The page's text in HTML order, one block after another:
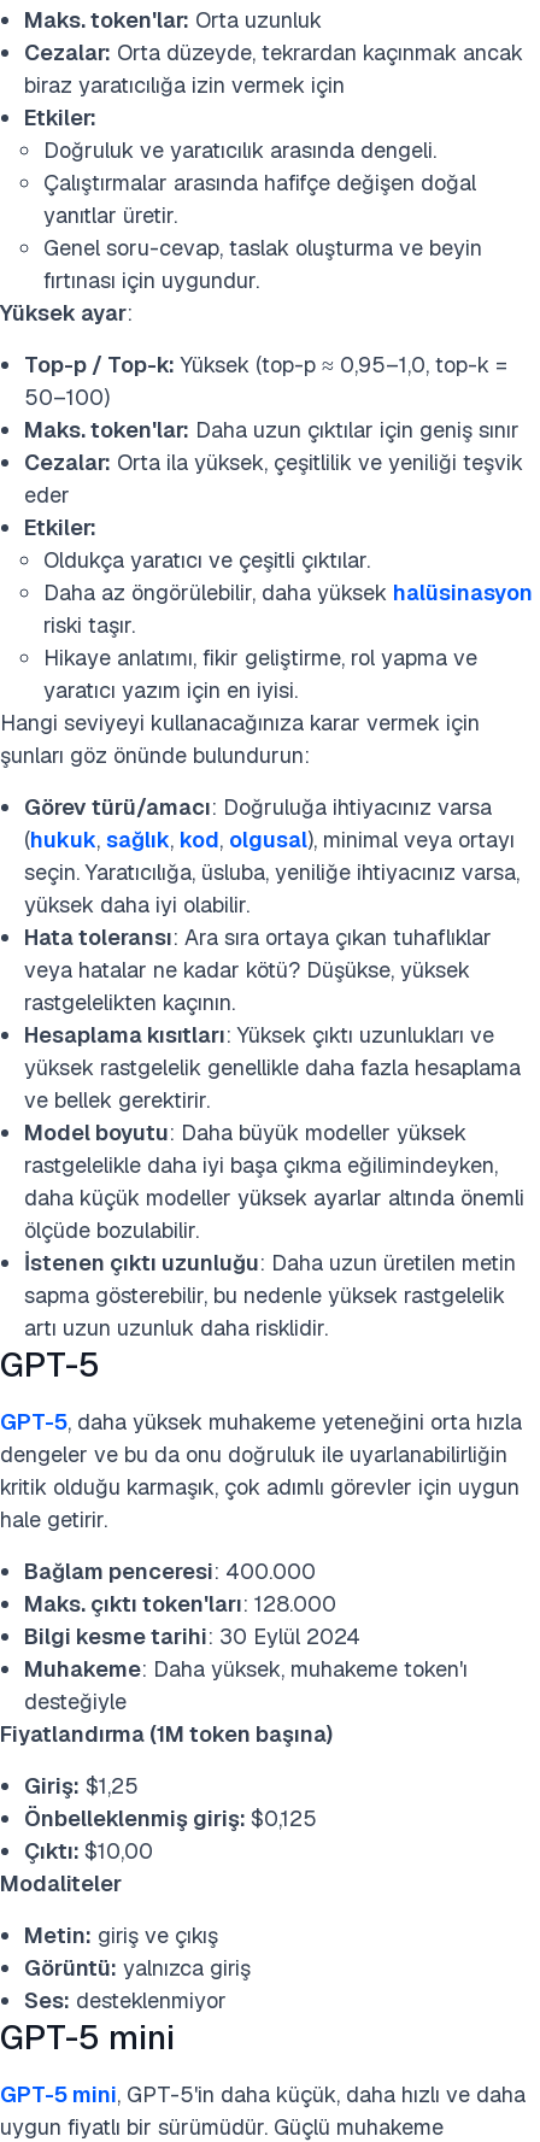
Maks. token'lar: Orta uzunluk
Cezalar: Orta düzeyde, tekrardan kaçınmak ancak
biraz yaratıcılığa izin vermek için
Etkiler:
Doğruluk ve yaratıcılık arasında dengeli.
Çalıştırmalar arasında hafifçe değişen doğal
yanıtlar üretir.
Genel soru-cevap, taslak oluşturma ve beyin
fırtınası için uygundur.
Yüksek ayar:
Top-p / Top-k: Yüksek (top-p ≈ 0,95–1,0, top-k =
50–100)
Maks. token'lar: Daha uzun çıktılar için geniş sınır
Cezalar: Orta ila yüksek, çeşitlilik ve yeniliği teşvik
eder
Etkiler:
Oldukça yaratıcı ve çeşitli çıktılar.
Daha az öngörülebilir, daha yüksek halüsinasyon
riski taşır.
Hikaye anlatımı, fikir geliştirme, rol yapma ve
yaratıcı yazım için en iyisi.
Hangi seviyeyi kullanacağınıza karar vermek için
şunları göz önünde bulundurun:
Görev türü/amacı: Doğruluğa ihtiyacınız varsa
(hukuk, sağlık, kod, olgusal), minimal veya ortayı
seçin. Yaratıcılığa, üsluba, yeniliğe ihtiyacınız varsa,
yüksek daha iyi olabilir.
Hata toleransı: Ara sıra ortaya çıkan tuhaflıklar
veya hatalar ne kadar kötü? Düşükse, yüksek
rastgelelikten kaçının.
Hesaplama kısıtları: Yüksek çıktı uzunlukları ve
yüksek rastgelelik genellikle daha fazla hesaplama
ve bellek gerektirir.
Model boyutu: Daha büyük modeller yüksek
rastgelelikle daha iyi başa çıkma eğilimindeyken,
daha küçük modeller yüksek ayarlar altında önemli
ölçüde bozulabilir.
İstenen çıktı uzunluğu: Daha uzun üretilen metin
sapma gösterebilir, bu nedenle yüksek rastgelelik
artı uzun uzunluk daha risklidir.
GPT-5
GPT-5, daha yüksek muhakeme yeteneğini orta hızla
dengeler ve bu da onu doğruluk ile uyarlanabilirliğin
kritik olduğu karmaşık, çok adımlı görevler için uygun
hale getirir.
Bağlam penceresi: 400.000
Maks. çıktı token'ları: 128.000
Bilgi kesme tarihi: 30 Eylül 2024
Muhakeme: Daha yüksek, muhakeme token'ı
desteğiyle
Fiyatlandırma (1M token başına)
Giriş: $1,25
Önbelleklenmiş giriş: $0,125
Çıktı: $10,00
Modaliteler
Metin: giriş ve çıkış
Görüntü: yalnızca giriş
Ses: desteklenmiyor
GPT-5 mini
GPT-5 mini, GPT-5'in daha küçük, daha hızlı ve daha
uygun fiyatlı bir sürümüdür. Güçlü muhakeme